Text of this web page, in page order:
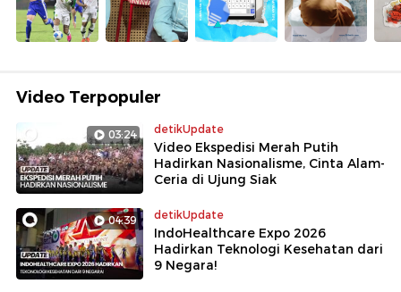
Video Terpopuler
03:24 detikUpdate
Video Ekspedisi Merah Putih
Hadirkan Nasionalisme, Cinta Alam-
Ceria di Ujung Siak
04:39 detikUpdate
IndoHealthcare Expo 2026
Hadirkan Teknologi Kesehatan dari
9 Negara!